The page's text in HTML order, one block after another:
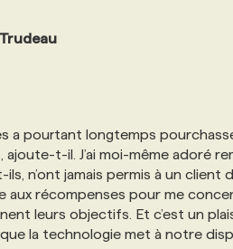
a pourtant longtemps
t-il. J’ai moi-même adoré
n’ont jamais permis à un
aux récompenses pour me
leurs objectifs. Et c’est un
la technologie met à notre